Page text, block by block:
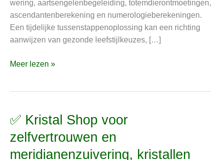
wering, aartsengelenbegeleiding, totemdierontmoetingen,
ascendantenberekening en numerologieberekeningen.
Een tijdelijke tussenstappenoplossing kan een richting
aanwijzen van gezonde leefstijlkeuzes, […]
Meer lezen »
✅ Kristal Shop voor
zelfvertrouwen en
meridianenzuivering, kristallen
✅
Shop
voor